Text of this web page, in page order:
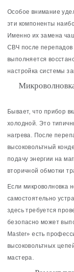
Особое внимание
эти компоненты
Именно их замена
СВЧ после
выполняется
настройка системы
Бывает, что прибор
холодной. Это
нагрева. После
высоковольтный
подачу энергии на
вторичной обмотки
Если микроволновка
самостоятельно
здесь требуется
безопасно может
Master» есть
высоковольтных
мастера.